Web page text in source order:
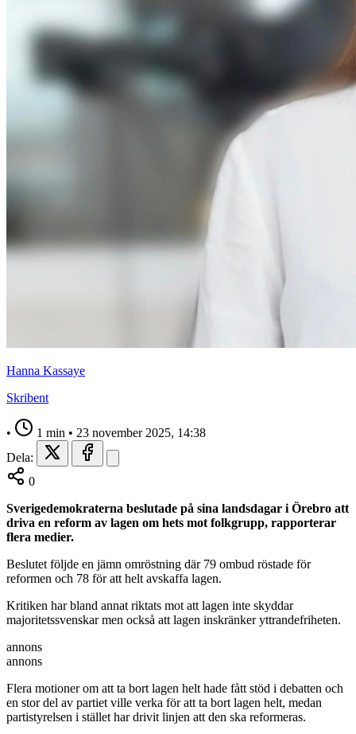
Hanna Kassaye
Skribent
• 1 min • 23 november 2025, 14:38
Dela:
0
Sverigedemokraterna beslutade på sina landsdagar i Örebro att
driva en reform av lagen om hets mot folkgrupp, rapporterar
flera medier.
Beslutet följde en jämn omröstning där 79 ombud röstade för
reformen och 78 för att helt avskaffa lagen.
Kritiken har bland annat riktats mot att lagen inte skyddar
majoritetssvenskar men också att lagen inskränker yttrandefriheten.
annons
annons
Flera motioner om att ta bort lagen helt hade fått stöd i debatten och
en stor del av partiet ville verka för att ta bort lagen helt, medan
partistyrelsen i stället har drivit linjen att den ska reformeras.